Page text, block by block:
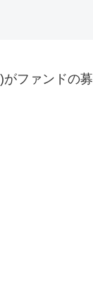
ファンドの